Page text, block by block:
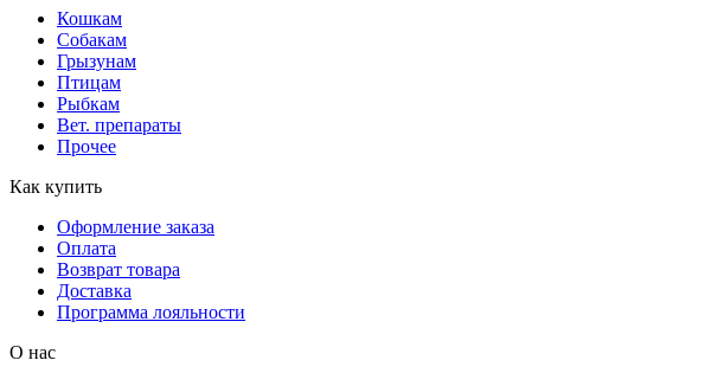
Кошкам
Собакам
Грызунам
Птицам
Рыбкам
Вет. препараты
Прочее
Как купить
Оформление заказа
Оплата
Возврат товара
Доставка
Программа лояльности
О нас